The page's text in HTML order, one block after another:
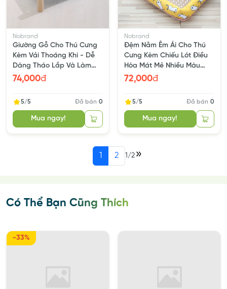
Nobrand
Giường Gỗ Cho Thú Cưng
Kèm Vải Thoáng Khi - Dễ
Dàng Tháo Lắp Và Làm
Sạch
74,000đ
5/5 Đã bán 0
Mua ngay!
Nobrand
Đệm Nằm Êm Ái Cho Thú
Cưng Kèm Chiếu Lót Điều
Hòa Mát Mẻ Nhiều Màu
Sắc
72,000đ
5/5 Đã bán 0
Mua ngay!
1 2 1 /2
Có Thể Bạn Cũng Thích
-33%